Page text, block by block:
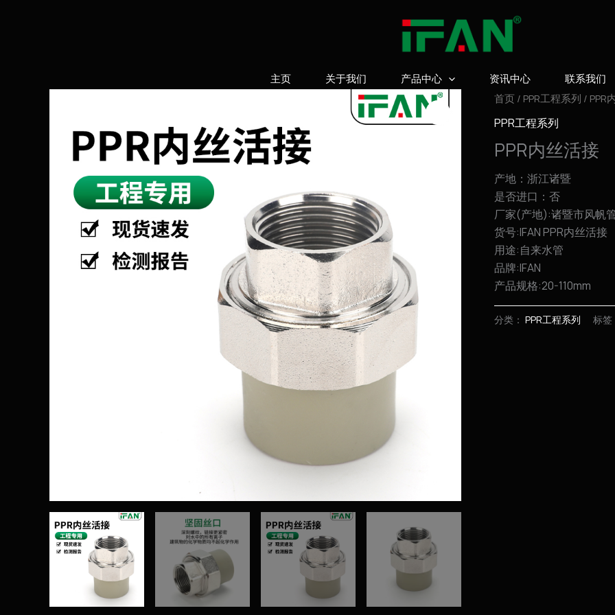
主页 关于我们 产品中心 资讯中心 联系我们
首页 / PPR工程系列 / PPR
PPR工程系列
PPR内丝活接
产地：浙江诸暨
是否进口：否
厂家(产地):诸暨市风帆
货号:IFAN PPR内丝活接
用途:自来水管
品牌:IFAN
产品规格:20-110mm
分类： PPR工程系列 标签